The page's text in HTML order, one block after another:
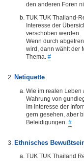
den anderen Foren
TUK TUK Thailand-
Interesse der
verschoben werden.
Wenn durch
wird, dann wählt der
Thema. #
Netiquette
Wie im realen Leben
Wahrung von
Im Interesse der
gern gesehen, aber
Beleidigungen. #
Ethnisches
TUK TUK Thailand